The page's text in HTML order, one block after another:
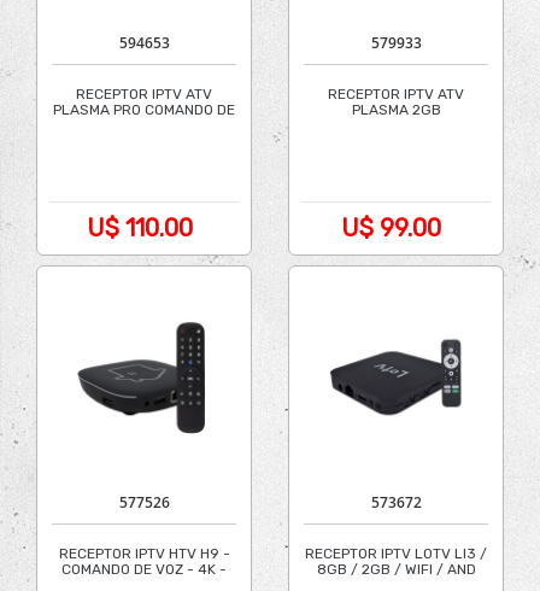
594653
RECEPTOR IPTV ATV
PLASMA PRO COMANDO DE
U$ 110.00
579933
RECEPTOR IPTV ATV
PLASMA 2GB
U$ 99.00
577526
RECEPTOR IPTV HTV H9 -
COMANDO DE VOZ - 4K -
573672
RECEPTOR IPTV LOTV LI3 /
8GB / 2GB / WIFI / AND